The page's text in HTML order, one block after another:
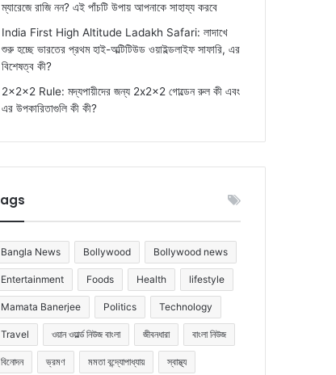
ম্যারেজে রাজি নন? এই পাঁচটি উপায় আপনাকে সাহায্য করবে
India First High Altitude Ladakh Safari: লাদাখে
শুরু হচ্ছে ভারতের প্রথম হাই-অল্টিটিউড ওয়াইল্ডলাইফ সাফারি, এর
বিশেষত্ব কী?
2x2x2 Rule: মদ্যপায়ীদের জন্য 2x2x2 গোল্ডেন রুল কী এবং
এর উপকারিতাগুলি কী কী?
Bangla News Bollywood Bollywood news
Entertainment Foods Health lifestyle
Mamata Banerjee Politics Technology
Travel ওয়ান ওয়ার্ল্ড নিউজ বাংলা জীবনধারা বাংলা নিউজ
বিনোদন ভ্রমণ মমতা বন্দ্যোপাধ্যায় স্বাস্থ্য